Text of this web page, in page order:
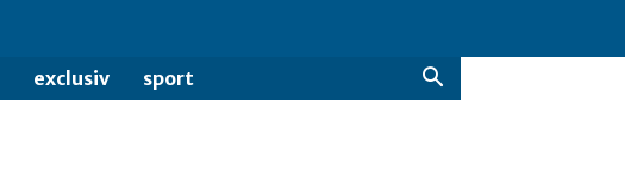
exclusiv sport